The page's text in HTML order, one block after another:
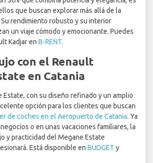
que buscan explorar más allá de la
Su rendimiento robusto y su interior
un viaje cómodo y emocionante. Puedes
Kadjar en B-RENT.
con el Renault
en Catania
Estate, con su diseño refinado y un amplio
opción para los clientes que buscan
de coches en el Aeropuerto de Catania. Ya
o en unas vacaciones familiares, la
y practicidad del Megane Estate
Está disponible en BUDGET y